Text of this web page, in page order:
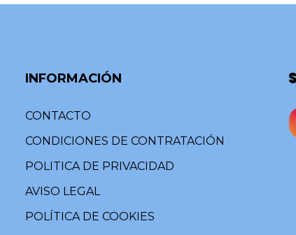
INFORMACIÓN
CONTACTO
CONDICIONES DE CONTRATACIÓN
POLITICA DE PRIVACIDAD
AVISO LEGAL
POLÍTICA DE COOKIES